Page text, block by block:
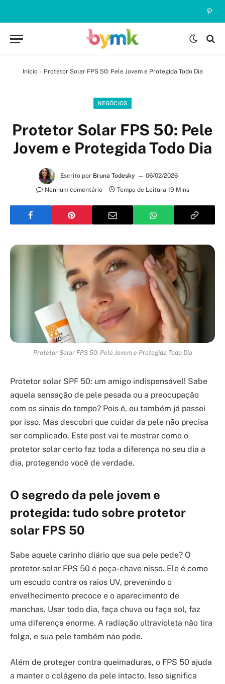
Início» Protetor Solar FPS 50: Pele Jovem e Protegida Todo Dia
NEGÓCIOS
Protetor Solar FPS 50: Pele
Jovem e Protegida Todo Dia
Escrito por Bruna Todesky
06/02/2026
Nenhum comentário
Tempo de Leitura 19 Mins
Protetor Solar FPS 50: Pele Jovem e Protegida Todo Dia
Protetor solar SPF 50: um amigo indispensável! Sabe
aquela sensação de pele pesada ou a preocupação
com os sinais do tempo? Pois é, eu também já passei
por isso. Mas descobri que cuidar da pele não precisa
ser complicado. Este post vai te mostrar como o
protetor solar certo faz toda a diferença no seu dia a
dia, protegendo você de verdade.
O segredo da pele jovem e
protegida: tudo sobre protetor
solar FPS 50
Sabe aquele carinho diário que sua pele pede? O
protetor solar FPS 50 é peça-chave nisso. Ele é como
um escudo contra os raios UV, prevenindo o
envelhecimento precoce e o aparecimento de
manchas. Usar todo dia, faça chuva ou faça sol, faz
uma diferença enorme. A radiação ultravioleta não tira
folga, e sua pele também não pode.
Além de proteger contra queimaduras, o FPS 50 ajuda
a manter o colágeno da pele intacto. Isso significa